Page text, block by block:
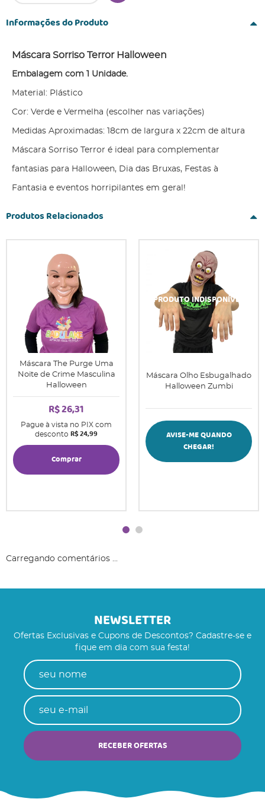
Informações do Produto
Máscara Sorriso Terror Halloween
Embalagem com 1 Unidade.
Material: Plástico
Cor: Verde e Vermelha (escolher nas variações)
Medidas Aproximadas: 18cm de largura x 22cm de altura
Máscara Sorriso Terror é ideal para complementar
fantasias para Halloween, Dia das Bruxas, Festas à
Fantasia e eventos horripilantes em geral!
Produtos Relacionados
Máscara The Purge Uma
Noite de Crime Masculina
Halloween
R$ 26,31
Pague à vista no PIX com
desconto R$ 24,99
Comprar
Máscara Olho Esbugalhado
Halloween Zumbi
AVISE-ME QUANDO
CHEGAR!
Carregando comentários ...
NEWSLETTER
Ofertas Exclusivas e Cupons de Descontos? Cadastre-se e
fique em dia com sua festa!
RECEBER OFERTAS